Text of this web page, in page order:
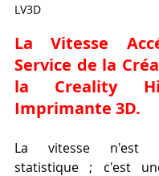
LV3D
La Vitesse
Service de la
la Creality
Imprimante 3D.
La vitesse n'est